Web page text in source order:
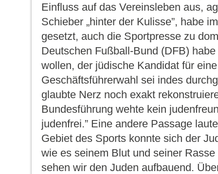
Einfluss auf das Vereinsleben aus,
Schieber „hinter der Kulisse”, habe
gesetzt, auch die Sportpresse zu
Deutschen Fußball-Bund (DFB)
wollen, der jüdische Kandidat für
Geschäftsführerwahl sei indes
glaubte Nerz noch exakt
Bundesführung wehte kein
judenfrei.” Eine andere Passage
Gebiet des Sports konnte sich der
wie es seinem Blut und seiner
sehen wir den Juden aufbauend.